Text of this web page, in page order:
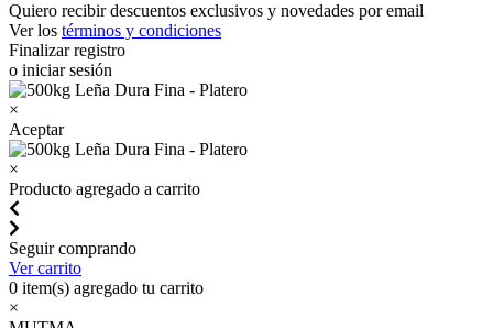
Quiero recibir descuentos exclusivos y novedades por email
Ver los términos y condiciones
Finalizar registro
o iniciar sesión
×
Aceptar
×
Producto agregado a carrito
Seguir comprando
Ver carrito
0 item(s) agregado tu carrito
×